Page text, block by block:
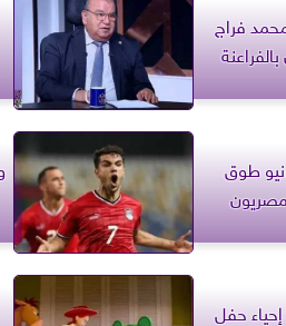
فراج
الرحيم: 30 يونيو طوق
حفل